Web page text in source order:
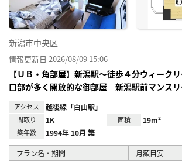
新潟市中央区
情報更新日 2026/08/09 15:06
【ＵＢ・角部屋】新潟駅～徒歩４分ウィーク
口部が多く開放的な御部屋 新潟駅前マンス
アクセス 越後線「白山駅」
間取り 1K 面積 19m²
築年数 1994年 10月 築
プラン名・期間 月額目安